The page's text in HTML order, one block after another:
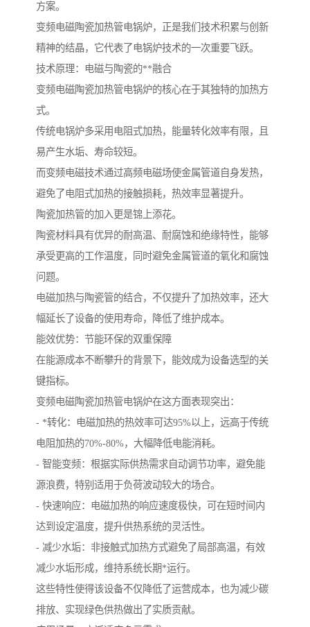
方案。
变频电磁陶瓷加热管电锅炉，正是我们技术积累与创新
精神的结晶，它代表了电锅炉技术的一次重要飞跃。
技术原理：电磁与陶瓷的**融合
变频电磁陶瓷加热管电锅炉的核心在于其独特的加热方
式。
传统电锅炉多采用电阻式加热，能量转化效率有限，且
易产生水垢、寿命较短。
而变频电磁技术通过高频电磁场使金属管道自身发热，
避免了电阻式加热的接触损耗，热效率显著提升。
陶瓷加热管的加入更是锦上添花。
陶瓷材料具有优异的耐高温、耐腐蚀和绝缘特性，能够
承受更高的工作温度，同时避免金属管道的氧化和腐蚀
问题。
电磁加热与陶瓷管的结合，不仅提升了加热效率，还大
幅延长了设备的使用寿命，降低了维护成本。
能效优势：节能环保的双重保障
在能源成本不断攀升的背景下，能效成为设备选型的关
键指标。
变频电磁陶瓷加热管电锅炉在这方面表现突出：
- *转化：电磁加热的热效率可达95%以上，远高于传统
电阻加热的70%-80%，大幅降低电能消耗。
- 智能变频：根据实际供热需求自动调节功率，避免能
源浪费，特别适用于负荷波动较大的场合。
- 快速响应：电磁加热的响应速度极快，可在短时间内
达到设定温度，提升供热系统的灵活性。
- 减少水垢：非接触式加热方式避免了局部高温，有效
减少水垢形成，维持系统长期*运行。
这些特性使得该设备不仅降低了运营成本，也为减少碳
排放、实现绿色供热做出了实质贡献。